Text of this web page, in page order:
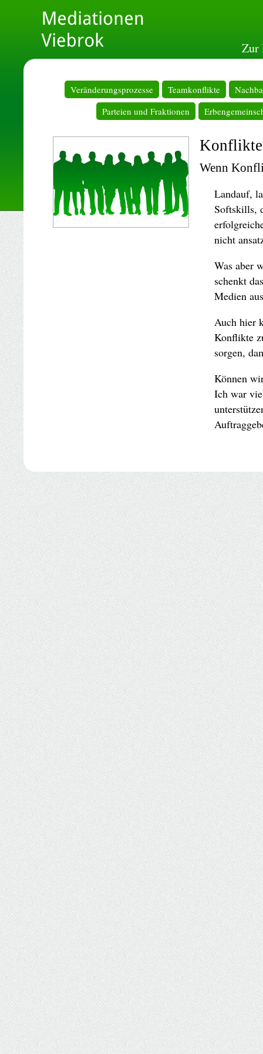
Zur
Veränderungsprozesse Teamkonflikte
Parteien und Fraktionen
Wenn
Landauf,
Softskills,
nicht
Was aber
schenkt
Medien
Auch hier
Konflikte
sorgen,
Können
Ich war